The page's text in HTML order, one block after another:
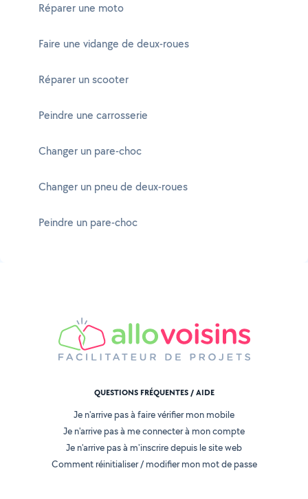
Réparer une moto
Faire une vidange de deux-roues
Réparer un scooter
Peindre une carrosserie
Changer un pare-choc
Changer un pneu de deux-roues
Peindre un pare-choc
QUESTIONS FRÉQUENTES / AIDE
Je n'arrive pas à faire vérifier mon mobile
Je n'arrive pas à me connecter à mon compte
Je n'arrive pas à m'inscrire depuis le site web
Comment réinitialiser / modifier mon mot de passe